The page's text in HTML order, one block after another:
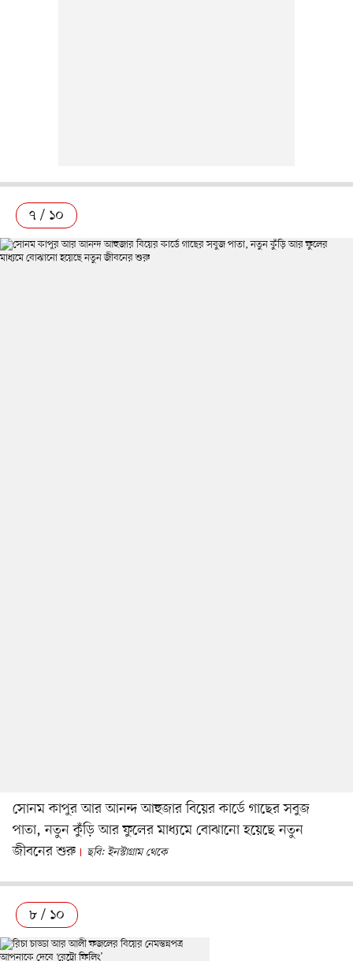
৭ / ১০
সোনম কাপুর আর আনন্দ আহুজার বিয়ের কার্ডে গাছের সবুজ
পাতা, নতুন কুঁড়ি আর ফুলের মাধ্যমে বোঝানো হয়েছে নতুন
জীবনের শুরু
ছবি: ইনস্টাগ্রাম থেকে
৮ / ১০